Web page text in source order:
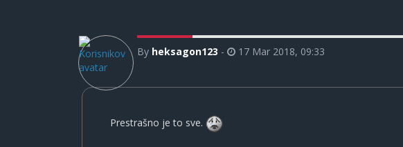
By heksagon123 - 17 Mar 2018, 09:33
Prestrašno je to sve.